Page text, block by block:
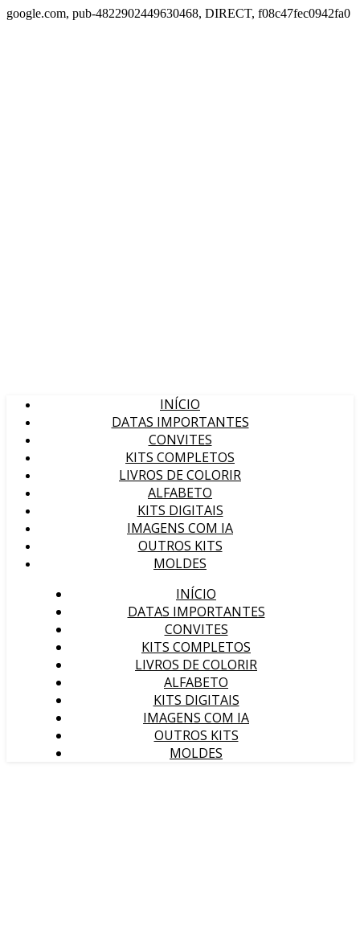
google.com, pub-4822902449630468, DIRECT, f08c47fec0942fa0
INÍCIO
DATAS IMPORTANTES
CONVITES
KITS COMPLETOS
LIVROS DE COLORIR
ALFABETO
KITS DIGITAIS
IMAGENS COM IA
OUTROS KITS
MOLDES
INÍCIO
DATAS IMPORTANTES
CONVITES
KITS COMPLETOS
LIVROS DE COLORIR
ALFABETO
KITS DIGITAIS
IMAGENS COM IA
OUTROS KITS
MOLDES